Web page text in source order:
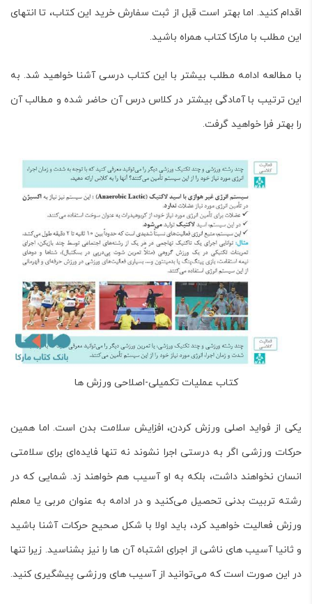
اقدام کنید. اما بهتر است قبل از ثبت سفارش خرید این کتاب، تا انتهای
این مطلب با مارکا کتاب همراه باشید.
با مطالعه ادامه مطلب بیشتر با این کتاب درسی آشنا خواهید شد. به
این ترتیب با آمادگی بیشتر در کلاس درس آن حاضر شده و مطالب آن
را بهتر فرا خواهید گرفت.
کتاب عملیات تکمیلی-اصلاحی ورزش ها
یکی از فواید اصلی ورزش کردن، افزایش سلامت بدن است. اما همین
حرکات ورزشی اگر به درستی اجرا نشوند نه تنها فایده‌ای برای سلامتی
انسان نخواهند داشت، بلکه به او آسیب هم خواهند زد. شمایی که در
رشته تربیت بدنی تحصیل می‌کنید و در ادامه به عنوان مربی یا معلم
ورزش فعالیت خواهید کرد، باید اولا با شکل صحیح حرکات آشنا باشید
و ثانیا آسیب های ناشی از اجرای اشتباه آن ها را نیز بشناسید. زیرا تنها
در این صورت است که می‌توانید از آسیب های ورزشی پیشگیری کنید.